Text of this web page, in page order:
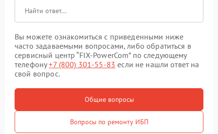
Вы можете ознакомиться с приведенными ниже
часто задаваемыми вопросами, либо обратиться в
сервисный центр “FIX-PowerCom” по следующему
телефону+7 (800) 301-55-83 если не нашли ответ на
свой вопрос.
Общие вопросы
Вопросы по ремонту ИБП